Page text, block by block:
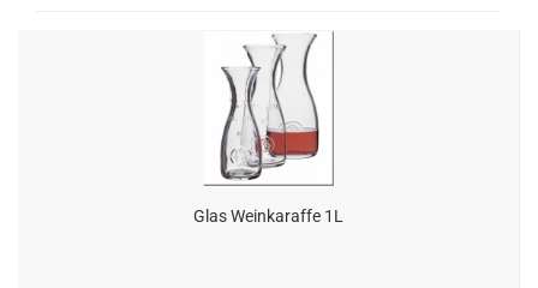
Glas Weinkaraffe 1L